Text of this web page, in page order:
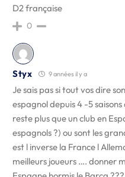
D2 française
0
Styx 9 années il y a
Je sais pas si tout vos dire
espagnol depuis 4 -5
reste plus que un club en
espagnols ?) ou sont les
est l inverse la France l
meilleurs joueurs …. donner